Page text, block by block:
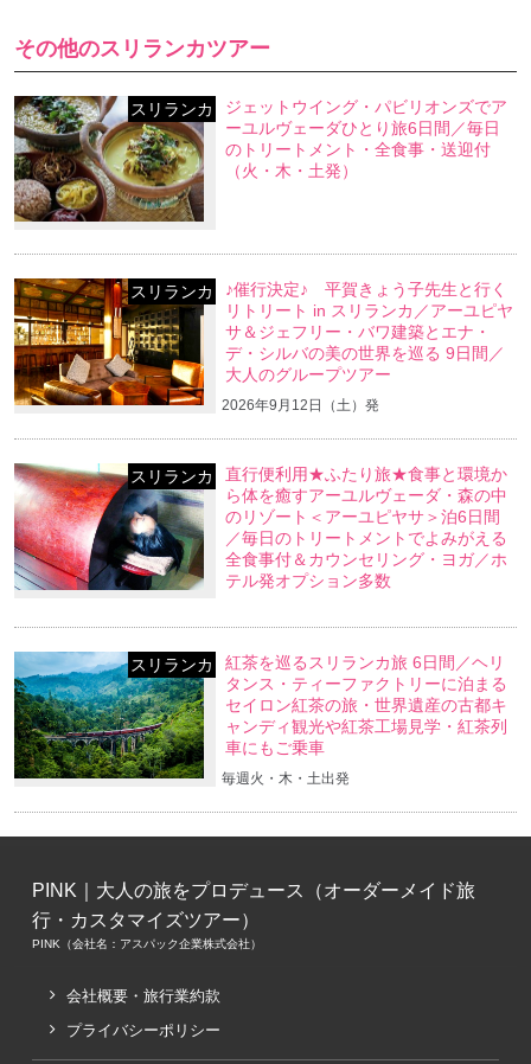
その他のスリランカツアー
スリランカ
ジェットウイング・パビリオンズでア
ーユルヴェーダひとり旅6日間／毎日
のトリートメント・全食事・送迎付
（火・木・土発）
スリランカ
♪催行決定♪ 平賀きょう子先生と行く
リトリート in スリランカ／アーユピヤ
サ＆ジェフリー・バワ建築とエナ・
デ・シルバの美の世界を巡る 9日間／
大人のグループツアー
2026年9月12日（土）発
スリランカ
直行便利用★ふたり旅★食事と環境か
ら体を癒すアーユルヴェーダ・森の中
のリゾート＜アーユピヤサ＞泊6日間
／毎日のトリートメントでよみがえる
全食事付＆カウンセリング・ヨガ／ホ
テル発オプション多数
スリランカ
紅茶を巡るスリランカ旅 6日間／ヘリ
タンス・ティーファクトリーに泊まる
セイロン紅茶の旅・世界遺産の古都キ
ャンディ観光や紅茶工場見学・紅茶列
車にもご乗車
毎週火・木・土出発
PINK｜大人の旅をプロデュース（オーダーメイド旅
行・カスタマイズツアー）
PINK（会社名：アスパック企業株式会社）
会社概要・旅行業約款
プライバシーポリシー